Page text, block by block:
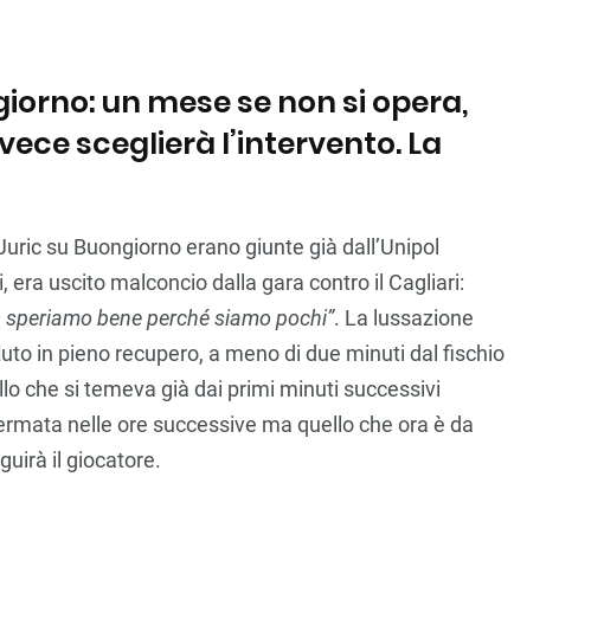
un mese se non si opera,
sceglierà l’intervento. La
su Buongiorno erano giunte già dall’Unipol
era uscito malconcio dalla gara contro il Cagliari:
bene perché siamo pochi”. La lussazione
in pieno recupero, a meno di due minuti dal fischio
che si temeva già dai primi minuti successivi
nelle ore successive ma quello che ora è da
il giocatore.